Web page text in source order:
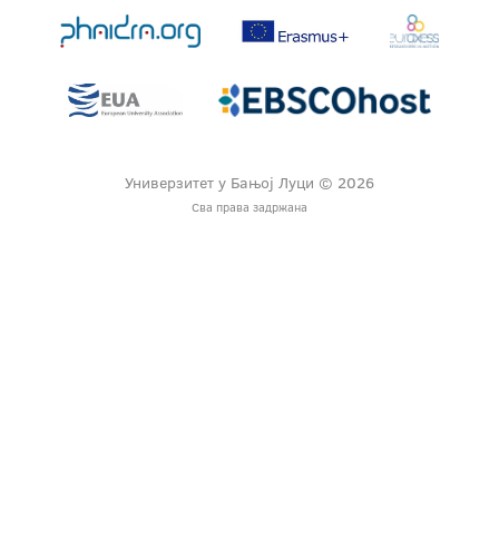
Универзитет у Бањој Луци © 2026
Сва права задржана